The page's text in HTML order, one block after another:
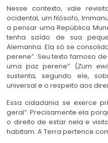
Nesse contexto, vale
ocidental, um filósofo,
a pensar uma República
tenha saído de sua
Alemanha. Ela só se
perene”. Seu texto famoso
uma paz perene” (Zum
sustenta, segundo ele,
universal e o respeito aos
Essa cidadania se exerce
geral”. Precisamente ela
o direito de estar nela e
habitam. A Terra pertence